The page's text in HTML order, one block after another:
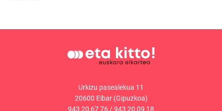
Urkizu pasealekua 11
20600 Eibar (Gipuzkoa)
943 20 67 76 /943 20 09 18